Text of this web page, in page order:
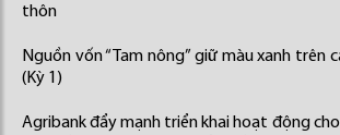
thôn
Nguồn vốn “Tam nông” giữ màu xanh trên
(Kỳ 1)
Agribank đẩy mạnh triển khai hoạt động